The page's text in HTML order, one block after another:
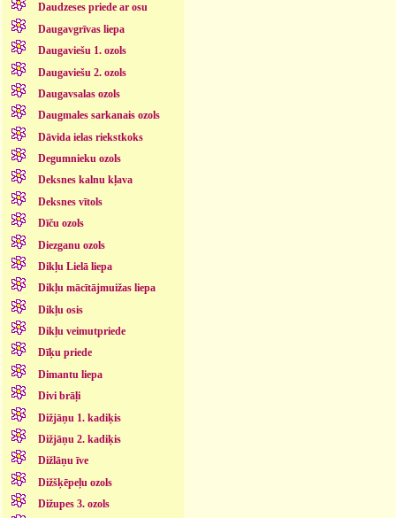
Daudzeses priede ar osu
Daugavgrīvas liepa
Daugaviešu 1. ozols
Daugaviešu 2. ozols
Daugavsalas ozols
Daugmales sarkanais ozols
Dāvida ielas riekstkoks
Degumnieku ozols
Deksnes kalnu kļava
Deksnes vītols
Dīču ozols
Diezganu ozols
Dikļu Lielā liepa
Dikļu mācītājmuižas liepa
Dikļu osis
Dikļu veimutpriede
Dīķu priede
Dimantu liepa
Divi brāļi
Dižjāņu 1. kadiķis
Dižjāņu 2. kadiķis
Dižlāņu īve
Dižšķēpeļu ozols
Dižupes 3. ozols